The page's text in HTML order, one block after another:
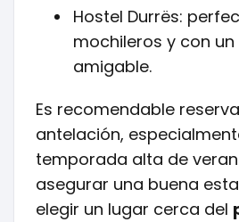
Hostel Durrës:
mochileros y con
amigable.
Es recomendable
antelación,
temporada alta de
asegurar una buena
elegir un lugar cerca del